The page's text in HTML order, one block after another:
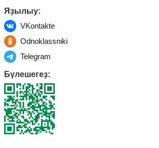
Яҙылыу:
VKontakte
Odnoklassniki
Telegram
Бүлешегеҙ: